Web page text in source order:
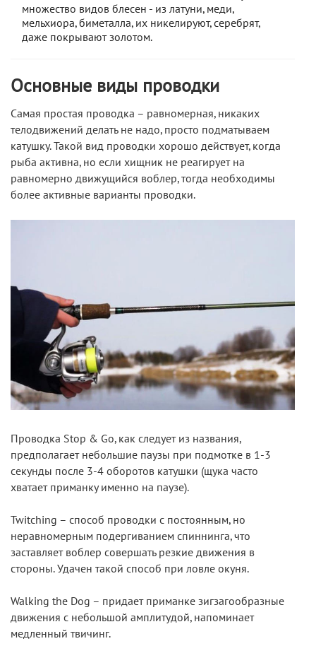
множество видов блесен - из латуни, меди,
мельхиора, биметалла, их никелируют, серебрят,
даже покрывают золотом.
Основные виды проводки
Самая простая проводка – равномерная, никаких
телодвижений делать не надо, просто подматываем
катушку. Такой вид проводки хорошо действует, когда
рыба активна, но если хищник не реагирует на
равномерно движущийся воблер, тогда необходимы
более активные варианты проводки.
Проводка Stop & Go, как следует из названия,
предполагает небольшие паузы при подмотке в 1-3
секунды после 3-4 оборотов катушки (щука часто
хватает приманку именно на паузе).
Twitching – способ проводки с постоянным, но
неравномерным подергиванием спиннинга, что
заставляет воблер совершать резкие движения в
стороны. Удачен такой способ при ловле окуня.
Walking the Dog – придает приманке зигзагообразные
движения с небольшой амплитудой, напоминает
медленный твичинг.